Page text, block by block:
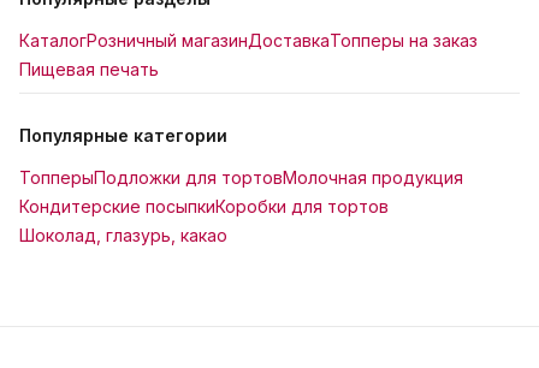
КаталогРозничный магазинДоставкаТопперы на заказ
Пищевая печать
Популярные категории
ТопперыПодложки для тортовМолочная продукция
Кондитерские посыпкиКоробки для тортов
Шоколад, глазурь, какао